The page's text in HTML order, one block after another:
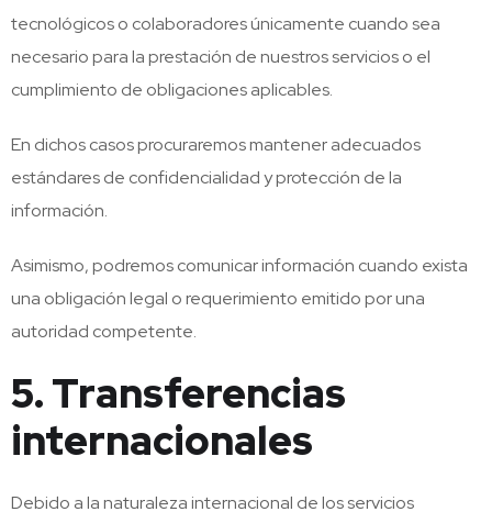
tecnológicos o colaboradores únicamente cuando sea
necesario para la prestación de nuestros servicios o el
cumplimiento de obligaciones aplicables.
En dichos casos procuraremos mantener adecuados
estándares de confidencialidad y protección de la
información.
Asimismo, podremos comunicar información cuando exista
una obligación legal o requerimiento emitido por una
autoridad competente.
5. Transferencias
internacionales
Debido a la naturaleza internacional de los servicios